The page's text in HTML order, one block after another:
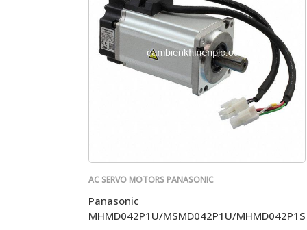
AC SERVO MOTORS PANASONIC
Panasonic
MHMD042P1U/MSMD042P1U/MHMD042P1S